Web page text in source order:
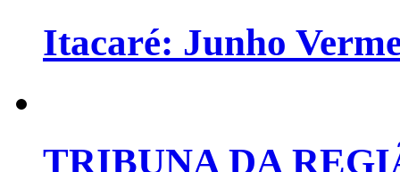
Itacaré: Junho
TRIBUNA DA